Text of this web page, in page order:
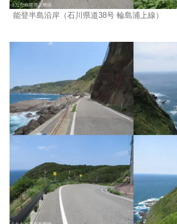
能登半島沿岸（石川県道38号 輪島浦上線）